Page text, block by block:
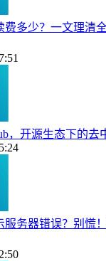
费多少？一文理清
，开源生态下的去
服务器错误？别慌